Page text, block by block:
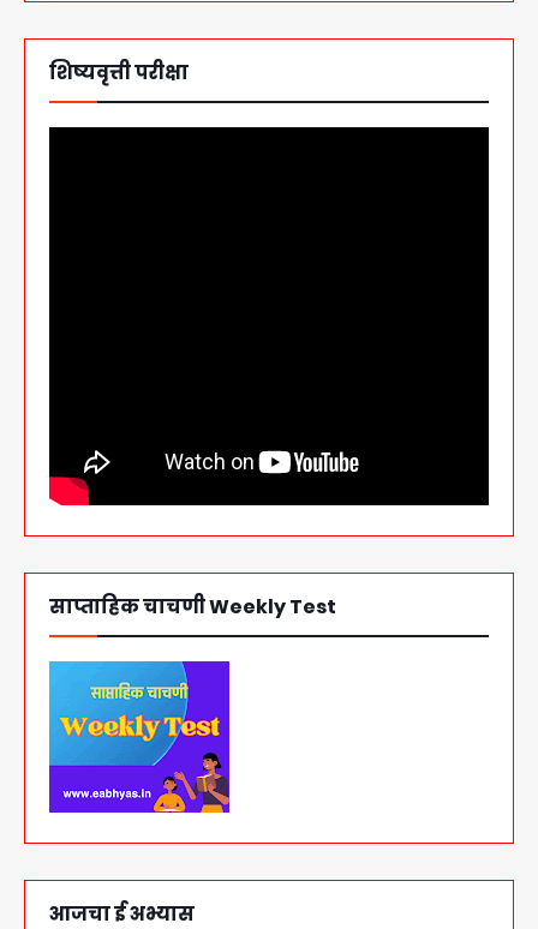
शिष्यवृत्ती परीक्षा
साप्ताहिक चाचणी Weekly Test
आजचा ई अभ्यास